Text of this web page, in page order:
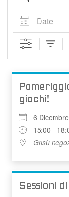
giochi!
6
15:00 -
Grisù
Sessioni